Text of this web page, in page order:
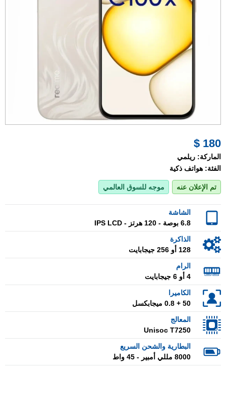
180 $
الماركة: ريلمي
الفئة: هواتف ذكية
تم الإعلان عنه موجه للسوق العالمي
الشاشة
6.8 بوصة - 120 هرتز - IPS LCD
الذاكرة
128 أو 256 جيجابايت
الرام
4 أو 6 جيجابايت
الكاميرا
50 + 0.8 ميجابكسل
المعالج
Unisoc T7250
البطارية والشحن السريع
8000 مللي أمبير - 45 واط